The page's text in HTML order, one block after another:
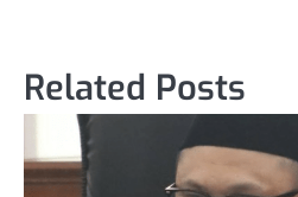
Related Posts